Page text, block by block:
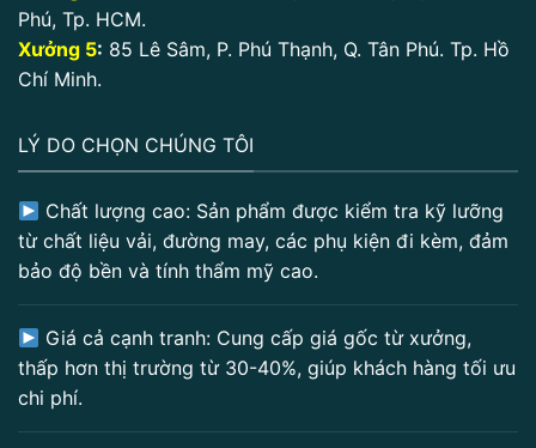
Phú, Tp. HCM.
Xưởng 5: 85 Lê Sâm, P. Phú Thạnh, Q. Tân Phú. Tp. Hồ
Chí Minh.
LÝ DO CHỌN CHÚNG TÔI
Chất lượng cao: Sản phẩm được kiểm tra kỹ lưỡng
từ chất liệu vải, đường may, các phụ kiện đi kèm, đảm
bảo độ bền và tính thẩm mỹ cao.
Giá cả cạnh tranh: Cung cấp giá gốc từ xưởng,
thấp hơn thị trường từ 30-40%, giúp khách hàng tối ưu
chi phí.